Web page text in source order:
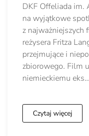
DKF Offeliada im.
na wyjątkowe
z
reżysera Fritza
przejmujące i
zbiorowego. Film
niemieckiemu eks…
Czytaj więcej